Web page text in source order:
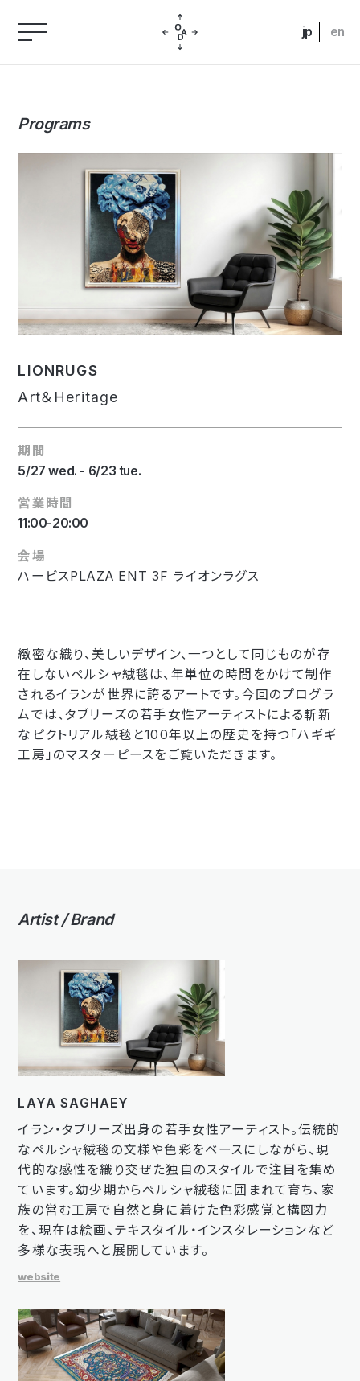
jp en
Programs
LIONRUGS
Art＆Heritage
期間
5/27 wed. - 6/23 tue.
営業時間
11:00-20:00
会場
ハービスPLAZA ENT 3F ライオンラグス
緻密な織り、美しいデザイン、一つとして同じものが存
在しないペルシャ絨毯は、年単位の時間をかけて制作
されるイランが世界に誇るアートです。今回のプログラ
ムでは、タブリーズの若手女性アーティストによる斬新
なピクトリアル絨毯と100年以上の歴史を持つ「ハギギ
工房」のマスターピースをご覧いただきます。
Artist / Brand
LAYA SAGHAEY
イラン・タブリーズ出身の若手女性アーティスト。伝統的
なペルシャ絨毯の文様や色彩をベースにしながら、現
代的な感性を織り交ぜた独自のスタイルで注目を集め
ています。幼少期からペルシャ絨毯に囲まれて育ち、家
族の営む工房で自然と身に着けた色彩感覚と構図力
を、現在は絵画、テキスタイル・インスタレーションなど
多様な表現へと展開しています。
website